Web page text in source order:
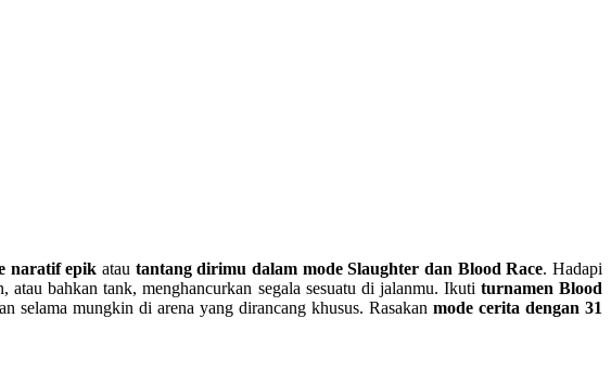
naratif epik atau tantang dirimu dalam mode Slaughter dan Blood Race. Hadapi
atau bahkan tank, menghancurkan segala sesuatu di jalanmu. Ikuti turnamen Blood
selama mungkin di arena yang dirancang khusus. Rasakan mode cerita dengan 31